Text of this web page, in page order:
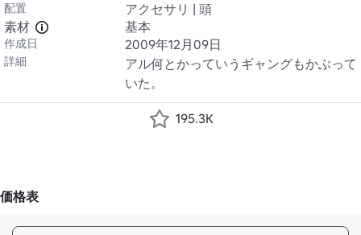
配置
アクセサリ | 頭
素材
基本
作成日 2009年12月09日
詳細
アル何とかっていうギャングもかぶって
いた。
195.3K
価格表